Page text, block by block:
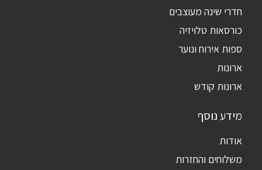
חדרי שינה מעוצבים
כורסאות טלויזיה
ספות אירוח ונוער
ארונות
ארונות קודש
מידע נוסף
אודות
משלוחים והחזרות